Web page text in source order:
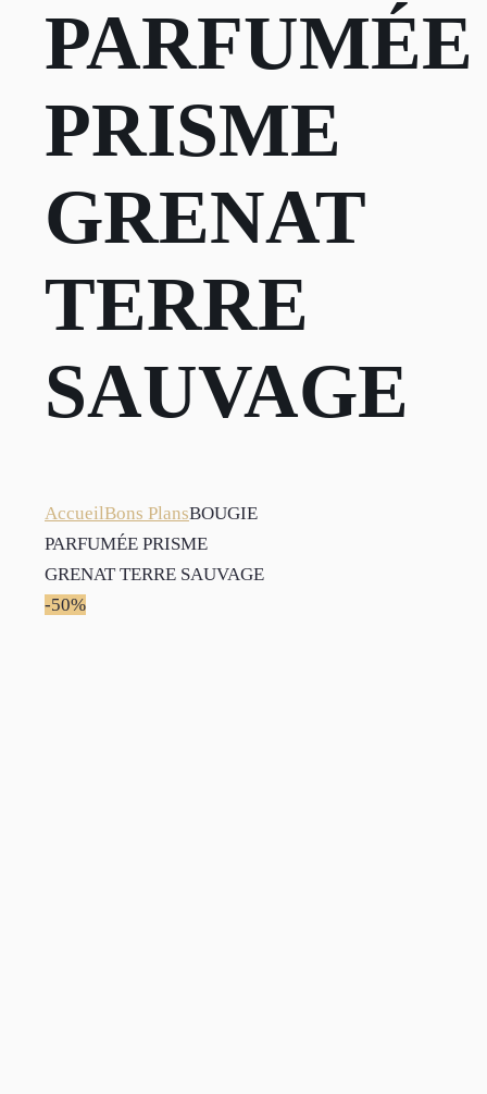
PARFUMÉE
PRISME
GRENAT
TERRE
SAUVAGE
AccueilBons PlansBOUGIE
PARFUMÉE PRISME
GRENAT TERRE SAUVAGE
-50%